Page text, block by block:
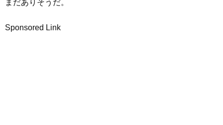
まだありそうだ。
Sponsored Link